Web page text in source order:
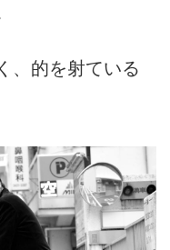
、的を射ている